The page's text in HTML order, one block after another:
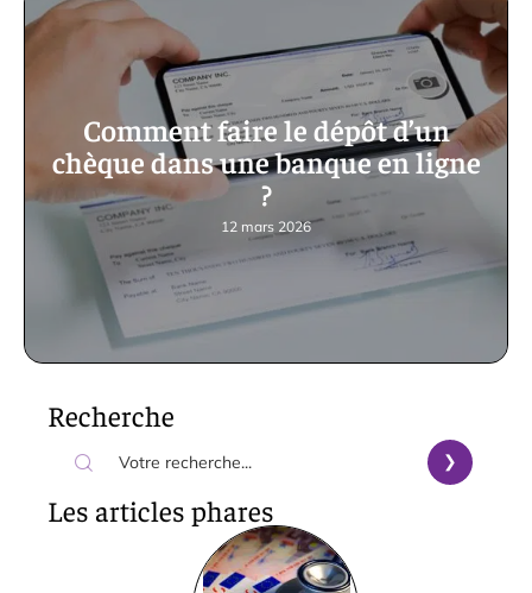
Comment faire le dépôt d’un
chèque dans une banque en ligne
?
12 mars 2026
Recherche
Les articles phares